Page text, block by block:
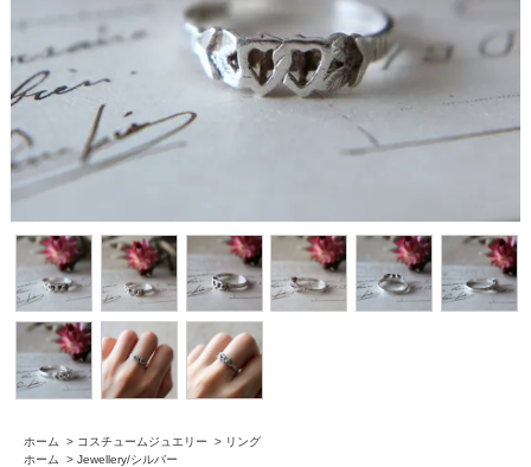
ホーム > コスチュームジュエリー > リング
ホーム
> Jewellery/シルバー